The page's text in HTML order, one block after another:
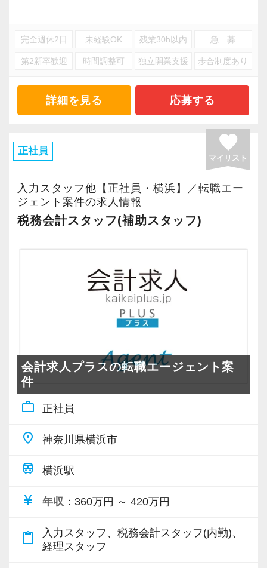
チャレンジしたい思いを応援してくれる勢いの
若くて勤勉な先輩が多いので、「私も頑張ろ
う」という気持ちに自然になれます。
「未経験だし」「入社したばかりだし」となか
なか手を挙げられなくても、上長がフォローし
て「やってみて！」と任せてくれますから、安
■各種コンサルティング
完全週休2日 未経験OK 残業30h以内 急 募
第2新卒歓迎 時間調整可 独立開業支援 歩合制度あり
詳細を見る 応募する
正社員 favorite
マイリスト
入力スタッフ他【正社員・横浜】／転職エー
ジェント案件の求人情報
税務会計スタッフ(補助スタッフ)
会計求人プラスの転職エージェント案
件
work_outline 正社員
place 神奈川県横浜市
train 横浜駅
currency_yen 年収 ：360万円 ～ 420万円
content_paste
入力スタッフ、税務会計スタッフ(内勤)、
経理スタッフ